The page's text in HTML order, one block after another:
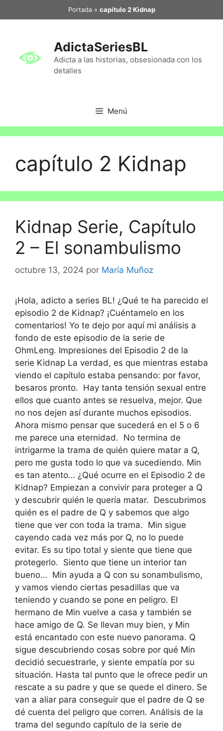
Portada» capítulo 2 Kidnap
AdictaSeriesBL
Adicta a las historias, obsesionada con los
detalles
Menú
capítulo 2 Kidnap
Kidnap Serie, Capítulo
2 – El sonambulismo
octubre 13, 2024 por María Muñoz
¡Hola, adicto a series BL! ¿Qué te ha parecido el
episodio 2 de Kidnap? ¡Cuéntamelo en los
comentarios! Yo te dejo por aquí mi análisis a
fondo de este episodio de la serie de
OhmLeng. Impresiones del Episodio 2 de la
serie Kidnap La verdad, es que mientras estaba
viendo el capítulo estaba pensando: por favor,
besaros pronto. Hay tanta tensión sexual entre
ellos que cuanto antes se resuelva, mejor. Que
no nos dejen así durante muchos episodios.
Ahora mismo pensar que sucederá en el 5 o 6
me parece una eternidad. No termina de
intrigarme la trama de quién quiere matar a Q,
pero me gusta todo lo que va sucediendo. Min
es tan atento… ¿Qué ocurre en el Episodio 2 de
Kidnap? Empiezan a convivir para proteger a Q
y descubrir quién le quería matar. Descubrimos
quién es el padre de Q y sabemos que algo
tiene que ver con toda la trama. Min sigue
cayendo cada vez más por Q, no lo puede
evitar. Es su tipo total y siente que tiene que
protegerlo. Siento que tiene un interior tan
bueno… Min ayuda a Q con su sonambulismo,
y vamos viendo ciertas pesadillas que va
teniendo y cuando se pone en peligro. El
hermano de Min vuelve a casa y también se
hace amigo de Q. Se llevan muy bien, y Min
está encantado con este nuevo panorama. Q
sigue descubriendo cosas sobre por qué Min
decidió secuestrarle, y siente empatía por su
situación. Hasta tal punto que le ofrece pedir un
rescate a su padre y que se quede el dinero. Se
van a aliar para conseguir que el padre de Q se
dé cuenta del peligro que corren. Análisis de la
trama del segundo capítulo de la serie de